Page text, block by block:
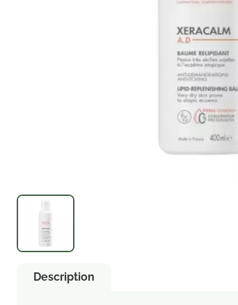
Description